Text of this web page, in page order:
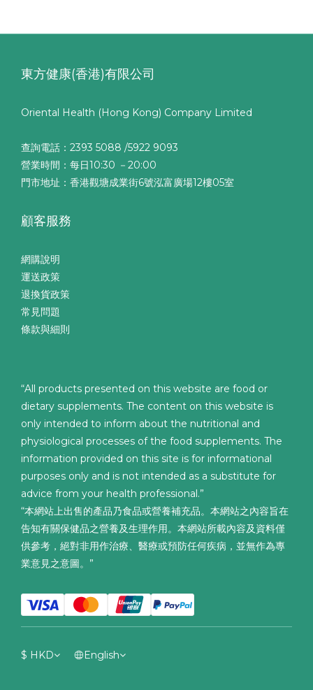
東方健康(香港)有限公司
Oriental Health (Hong Kong) Company Limited
查詢電話：2393 5088 /5922 9093
營業時間：每日10:30 －20:00
門市地址：香港觀塘成業街6號泓富廣場12樓05室
顧客服務
網購說明
運送政策
退換貨政策
常見問題
條款與細則
“All products presented on this website are food or
dietary supplements. The content on this website is
only intended to inform about the nutritional and
physiological processes of the food supplements. The
information provided on this site is for informational
purposes only and is not intended as a substitute for
advice from your health professional.”
“本網站上出售的產品乃食品或營養補充品。本網站之內容旨在
告知有關保健品之營養及生理作用。本網站所載內容及資料僅
供參考，絕對非用作治療、醫療或預防任何疾病，並無作為專
業意見之意圖。”
$ HKD English